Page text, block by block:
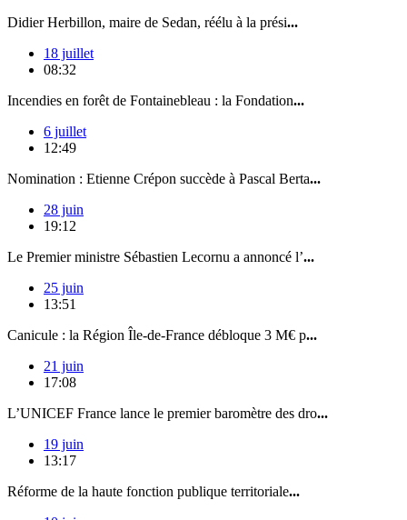
Didier Herbillon, maire de Sedan, réélu à la prési...
18 juillet
08:32
Incendies en forêt de Fontainebleau : la Fondation...
6 juillet
12:49
Nomination : Etienne Crépon succède à Pascal Berta...
28 juin
19:12
Le Premier ministre Sébastien Lecornu a annoncé l’...
25 juin
13:51
Canicule : la Région Île-de-France débloque 3 M€ p...
21 juin
17:08
L’UNICEF France lance le premier baromètre des dro...
19 juin
13:17
Réforme de la haute fonction publique territoriale...